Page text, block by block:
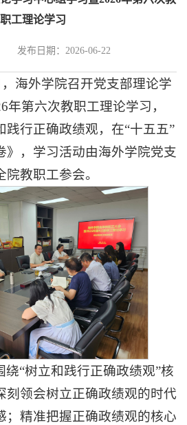
职工理论学习
发布日期：2026-06-22
海外学院召开党支部理论学
年第六次教职工理论学习，
践行正确政绩观，在“十五五”
》，学习活动由海外学院党支
院教职工参会。
绕“树立和践行正确政绩观”核
刻领会树立正确政绩观的时代
；精准把握正确政绩观的核心